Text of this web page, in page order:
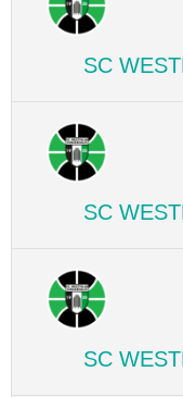
SC
SC
SC